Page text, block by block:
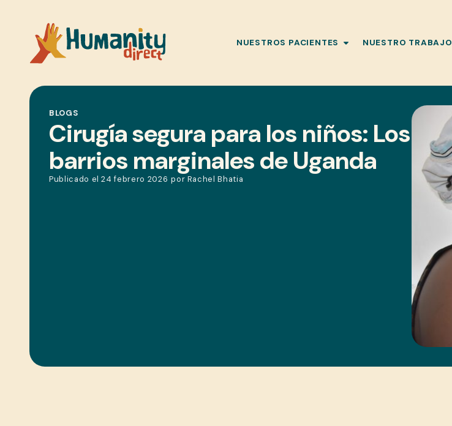
NUESTROS PACIENTES NUESTRO TRABAJO
BLOGS
Cirugía segura para los niños: Los
barrios marginales de Uganda
Publicado el 24 febrero 2026 por Rachel Bhatia